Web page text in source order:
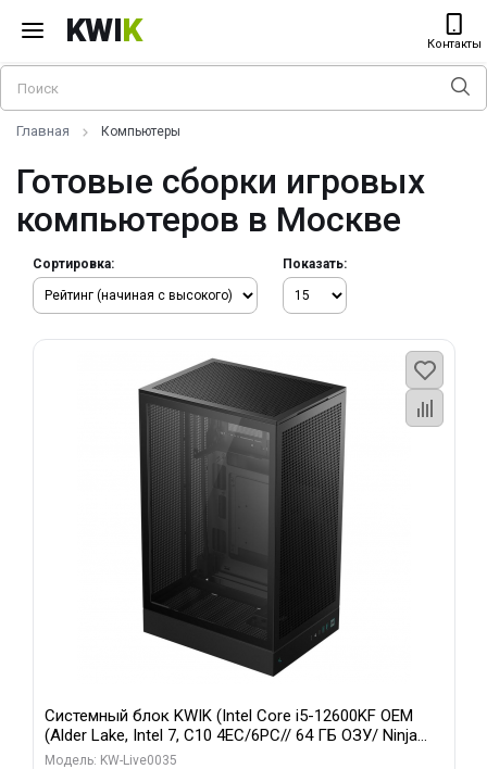
KWIK Контакты
Главная Компьютеры
Готовые сборки игровых
компьютеров в Москве
Сортировка: Показать:
Системный блок KWIK (Intel Core i5-12600KF OEM
(Alder Lake, Intel 7, C10 4EC/6PC// 64 ГБ ОЗУ/ Ninja
Sinotex GTX1650 4GB 128bit GDDR6 DVI DP HDMI 2/
Модель: KW-Live0035